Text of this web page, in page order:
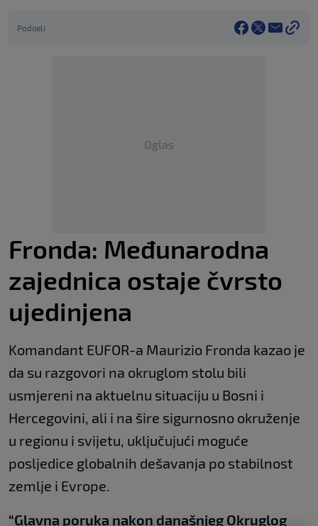
Podijeli
Oglas
Fronda: Međunarodna
zajednica ostaje čvrsto
ujedinjena
Komandant EUFOR-a Maurizio Fronda kazao je
da su razgovori na okruglom stolu bili
usmjereni na aktuelnu situaciju u Bosni i
Hercegovini, ali i na šire sigurnosno okruženje
u regionu i svijetu, uključujući moguće
posljedice globalnih dešavanja po stabilnost
zemlje i Evrope.
“Glavna poruka nakon današnjeg Okruglog